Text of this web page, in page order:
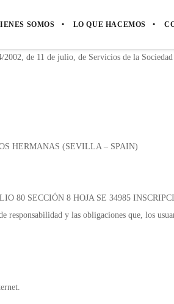
SOMOS LO QUE HACEMOS
de 11 de julio, de Servicios de la
HERMANAS (SEVILLA – SPAIN)
80 SECCIÓN 8 HOJA SE 34985
y las obligaciones que, los